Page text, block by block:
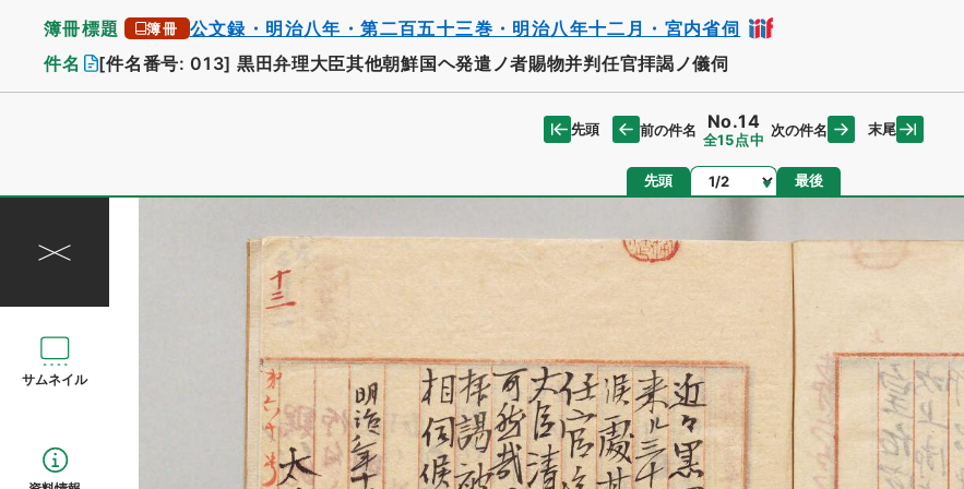
簿冊標題 簿冊 公文録・明治八年・第二百五十三巻・明治八年十二月・宮内省伺
件名 [件名番号: 013] 黒田弁理大臣其他朝鮮国ヘ発遣ノ者賜物并判任官拝謁ノ儀伺
先頭 前の件名 No.14
全15点中
次の件名 末尾
先頭 ページ 最後
サムネイル